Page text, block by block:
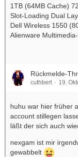
1TB (64MB Cache)
Slot-Loading Dual
Dell Wireless 1550
Alienware
Rückmelde-
cuthbert 19.
huhu war hier früher
account stillegen
läßt der sich auch
nexgam ist mir
gewabbelt